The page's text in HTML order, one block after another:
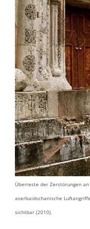
Überreste der Zerstörungen
aserbaidschanische
sichtbar (2010).